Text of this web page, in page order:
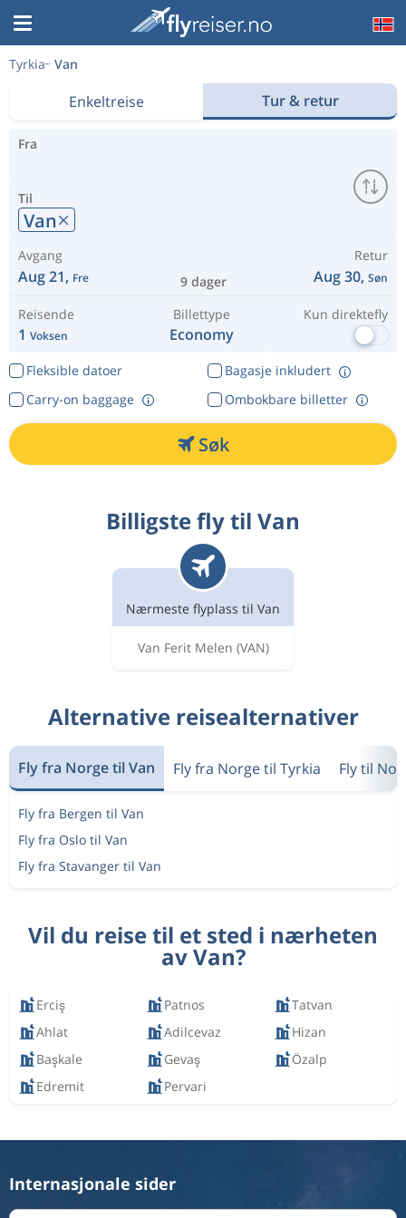
Tyrkia Van
Enkeltreise Tur & retur
Fra
Til
Van
Avgang
Aug 21, Fre 9 dager
Retur
Aug 30, Søn
Reisende
1 Voksen
Billettype
Economy
Kun direktefly
Fleksible datoer
Bagasje inkludert
Ombokbare billetter
Carry-on baggage
Søk
Billigste fly til Van
Nærmeste flyplass til Van
Van Ferit Melen (VAN)
Alternative reisealternativer
Fly fra Norge til Van Fly fra Norge til Tyrkia Fly til
Fly fra Bergen til Van
Fly fra Oslo til Van
Fly fra Stavanger til Van
Vil du reise til et sted i nærheten
av Van?
Erciş Patnos
Tatvan
Ahlat
Adilcevaz
Hizan
Başkale
Gevaş
Özalp
Edremit
Pervari
Internasjonale sider